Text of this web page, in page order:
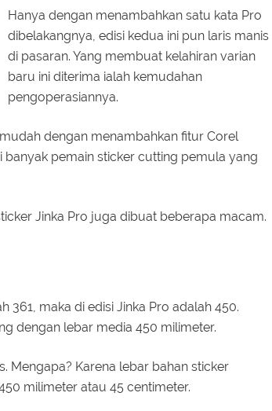
Hanya dengan menambahkan satu kata Pro
dibelakangnya, edisi kedua ini pun laris manis
di pasaran. Yang membuat kelahiran varian
baru ini diterima ialah kemudahan
pengoperasiannya.
dengan menambahkan fitur Corel
pemain sticker cutting pemula yang
Jinka Pro juga dibuat beberapa macam.
361, maka di edisi Jinka Pro adalah 450.
dengan lebar media 450 milimeter.
Mengapa? Karena lebar bahan sticker
milimeter atau 45 centimeter.